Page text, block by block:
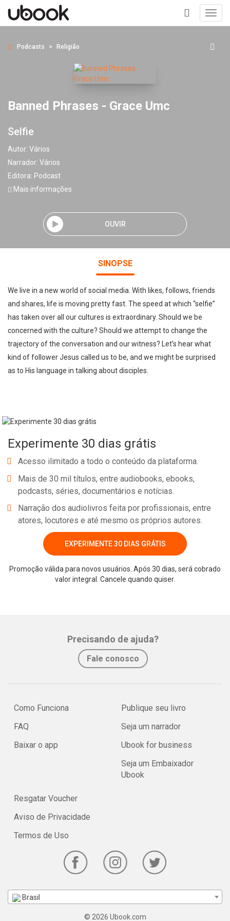
+
Podcasts Religião
Banned Phrases - Grace Umc
Selfie
Autor: Vários
Narrador: Vários
Editora: Podcast
Mais informações
OUVIR
SINOPSE
We live in a new world of social media. With likes, follows, friends
and shares, life is moving pretty fast. The speed at which “selfie”
has taken over all our cultures is extraordinary. Should we be
concerned with the culture? Should we attempt to change the
trajectory of the conversation and our witness? Let’s hear what
kind of follower Jesus called us to be, and we might be surprised
as to His language in talking about disciples.
Experimente 30 dias grátis
Acesso ilimitado a todo o conteúdo da plataforma.
Mais de 30 mil títulos, entre audiobooks, ebooks,
podcasts, séries, documentários e notícias.
Narração dos audiolivros feita por profissionais, entre
atores, locutores e até mesmo os próprios autores.
EXPERIMENTE 30 DIAS GRÁTIS
Promoção válida para novos usuários. Após 30 dias, será cobrado
valor integral. Cancele quando quiser.
Precisando de ajuda?
Fale conosco
Como Funciona
FAQ
Baixar o app
Publique seu livro
Seja um narrador
Ubook for business
Seja um Embaixador
Ubook
Resgatar Voucher
Aviso de Privacidade
Termos de Uso
Brasil
© 2026 Ubook.com